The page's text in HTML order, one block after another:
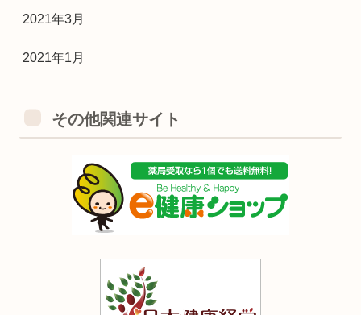
2021年3月
2021年1月
その他関連サイト